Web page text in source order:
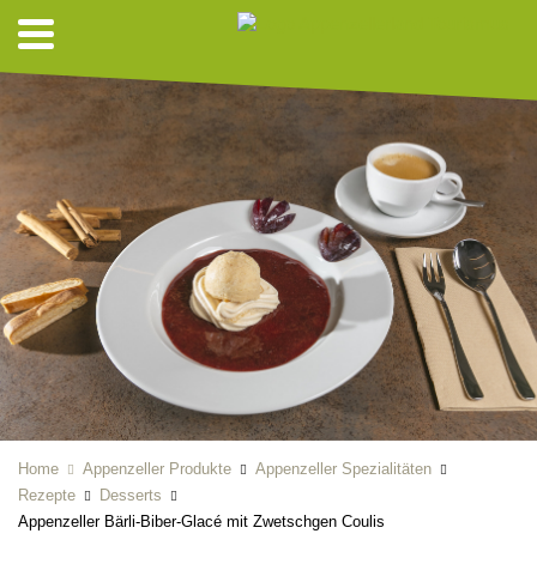
Home Appenzeller Produkte
Appenzeller Spezialitäten
Rezepte
Desserts
Appenzeller Bärli-Biber-Glacé mit Zwetschgen Coulis